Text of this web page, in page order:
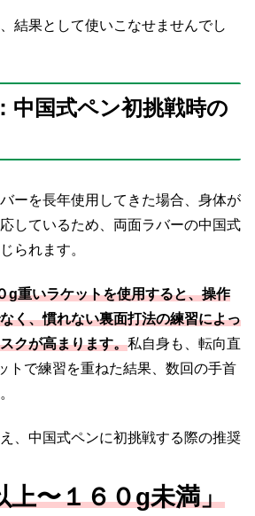
結果として使いこなせませんでし
中国式ペン初挑戦時の
ーを長年使用してきた場合、身体が
しているため、両面ラバーの中国式
られます。
g重いラケットを使用すると、操作
く、慣れない裏面打法の練習によっ
クが高まります。私自身も、転向直
トで練習を重ねた結果、数回の手首
、中国式ペンに初挑戦する際の推奨
上〜１６０g未満」